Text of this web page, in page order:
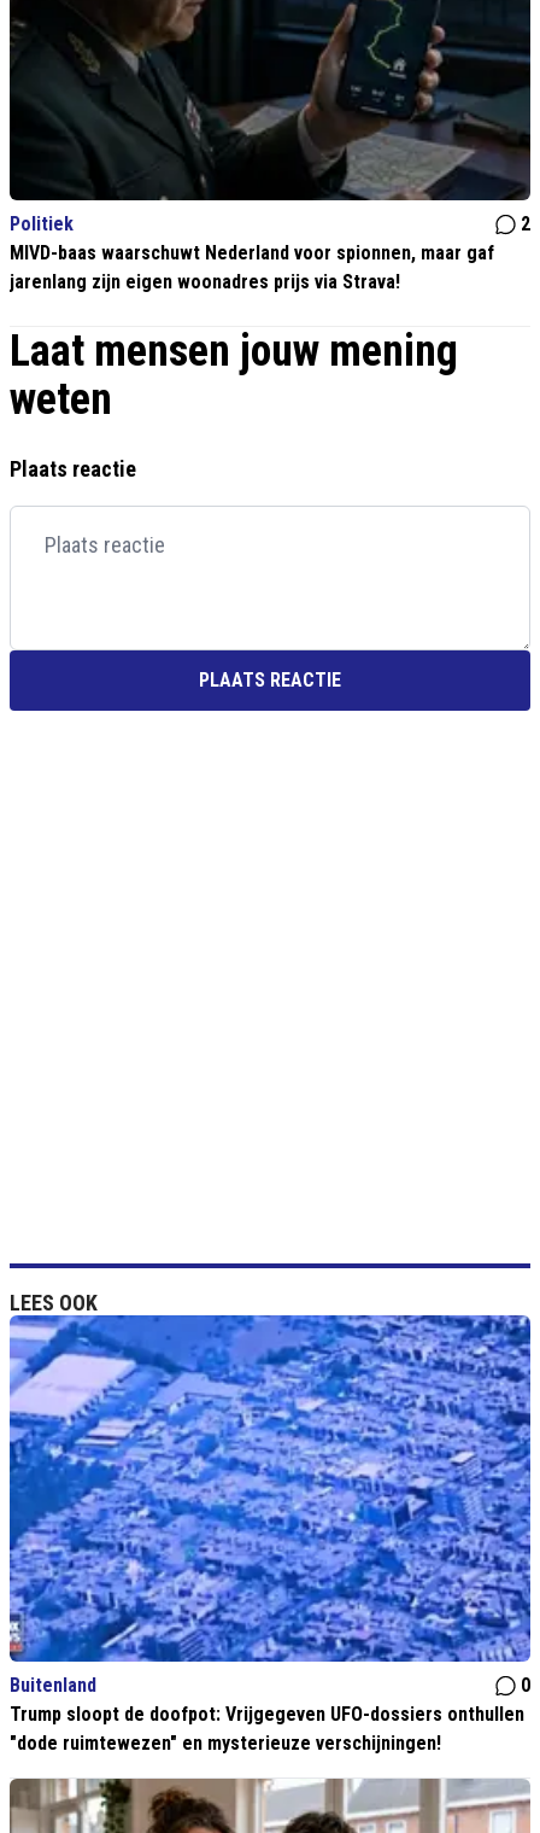
Politiek
2
MIVD-baas waarschuwt Nederland voor spionnen, maar gaf
jarenlang zijn eigen woonadres prijs via Strava!
Laat mensen jouw mening
weten
Plaats reactie
PLAATS REACTIE
LEES OOK
Buitenland
0
Trump sloopt de doofpot: Vrijgegeven UFO-dossiers onthullen
"dode ruimtewezen" en mysterieuze verschijningen!